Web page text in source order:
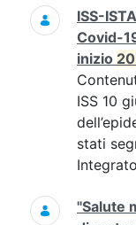
ISS-
Covid-
inizio
ISS 10
stati
"Salute